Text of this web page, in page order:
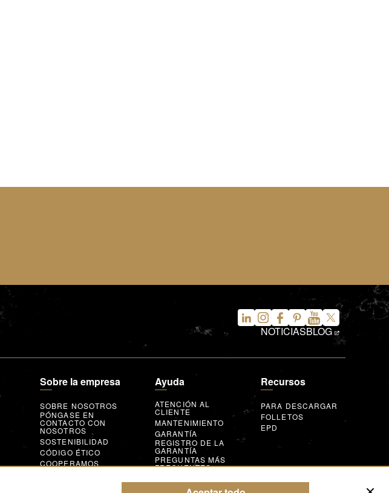
NOTICIASBLOG
Sobre la empresa
SOBRE NOSOTROS
PÓNGASE EN
CONTACTO CON
NOSOTROS
SOSTENIBILIDAD
CÓDIGO ÉTICO
COOPERAMOS
Ayuda
ATENCIÓN AL
CLIENTE
MANTENIMIENTO
GARANTÍA
REGISTRO DE LA
GARANTÍA
PREGUNTAS MÁS
FRECUENTES
CONSULTA
Recursos
PARA DESCARGAR
FOLLETOS
EPD
REALIDAD